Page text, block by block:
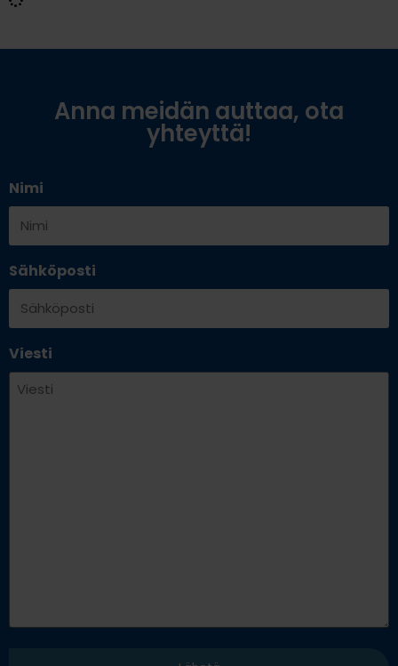
Anna meidän auttaa, ota
yhteyttä!
Nimi
Sähköposti
Viesti